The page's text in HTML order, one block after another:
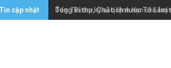
Tin cập nhật Ông Trump ký sắc lệnh hạn chế
Tổng Bí thư, Chủ tịch nước Tô Lâm